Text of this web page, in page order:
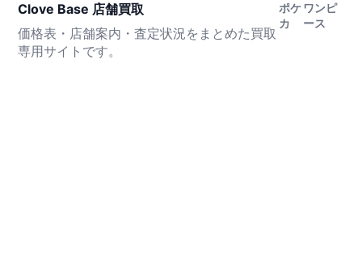
Clove Base 店舗買取
価格表・店舗案内・査定状況をまとめた買取
専用サイトです。
ポケ
カ
ワンピ
ース